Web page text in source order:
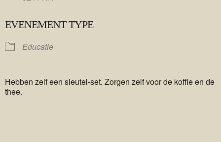
EVENEMENT TYPE
Educatie
Hebben zelf een sleutel-set. Zorgen zelf voor de koffie en de
thee.